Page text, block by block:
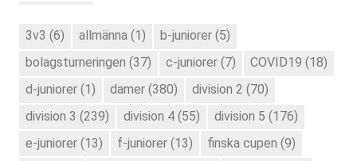
3v3 (6) allmänna (1) b-juniorer (5)
bolagsturneringen (37) c-juniorer (7) COVID19 (18)
d-juniorer (1) damer (380) division 2 (70)
division 3 (239) division 4 (55) division 5 (176)
e-juniorer (13) f-juniorer (13) finska cupen (9)